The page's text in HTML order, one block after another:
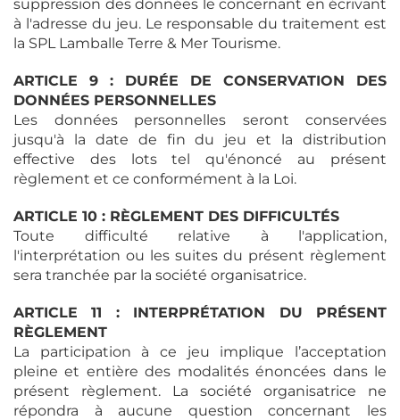
suppression des données le concernant en écrivant
à l'adresse du jeu. Le responsable du traitement est
la SPL Lamballe Terre & Mer Tourisme.
ARTICLE 9 : DURÉE DE CONSERVATION DES
DONNÉES PERSONNELLES
Les données personnelles seront conservées
jusqu'à la date de fin du jeu et la distribution
effective des lots tel qu'énoncé au présent
règlement et ce conformément à la Loi.
ARTICLE 10 : RÈGLEMENT DES DIFFICULTÉS
Toute difficulté relative à l'application,
l'interprétation ou les suites du présent règlement
sera tranchée par la société organisatrice.
ARTICLE 11 : INTERPRÉTATION DU PRÉSENT
RÈGLEMENT
La participation à ce jeu implique l’acceptation
pleine et entière des modalités énoncées dans le
présent règlement. La société organisatrice ne
répondra à aucune question concernant les